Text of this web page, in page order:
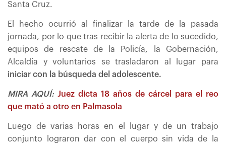
Santa Cruz.
El hecho ocurrió al finalizar la tarde de la pasada
jornada, por lo que tras recibir la alerta de lo sucedido,
equipos de rescate de la Policía, la Gobernación,
Alcaldía y voluntarios se trasladaron al lugar para
iniciar con la búsqueda del adolescente.
MIRA AQUÍ: Juez dicta 18 años de cárcel para el reo
que mató a otro en Palmasola
Luego de varias horas en el lugar y de un trabajo
conjunto lograron dar con el cuerpo sin vida de la